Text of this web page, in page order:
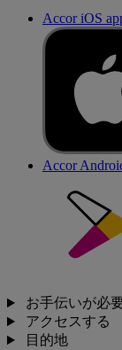
Accor iOS
Accor
お手伝いが必
アクセスする
目的地